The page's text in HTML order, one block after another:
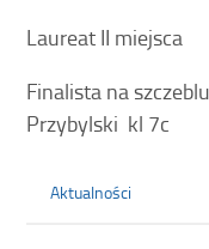
Laureat II
Finalista na
Przybylski kl 7c
Aktualności